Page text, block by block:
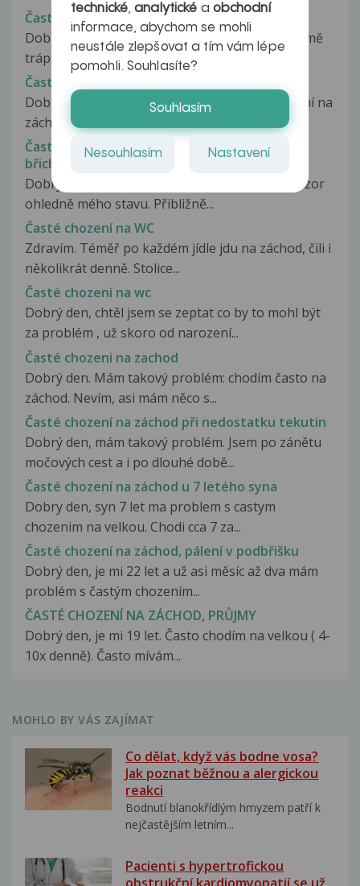
Časté chození na velkou
Dobrý den, chtěla bych se zeptat , už asi 14dní mě
trápí časté chození na velkou....
Časté chození na velkou
Dobrý den, už nějaký čas mě trápí časté chození na
záchod(na velkou), nemám...
Časté chození na velkou doprovázející bolest
břicha
Dobrý den, ráda bych se Vás zeptala na Váš názor
ohledně mého stavu. Přibližně...
Časté chození na WC
Zdravím. Téměř po každém jídle jdu na záchod, čili i
několikrát denně. Stolice...
Časté chození na wc
Dobrý den, chtěl jsem se zeptat co by to mohl být
za problém , už skoro od narození...
Časté chozeni na zachod
Dobrý den. Mám takový problém: chodím často na
záchod. Nevím, asi mám něco s...
Časté chození na záchod při nedostatku tekutin
Dobrý den, mám takový problém. Jsem po zánětu
močových cest a i po dlouhé době...
Časté chození na záchod u 7 letého syna
Dobry den, syn 7 let ma problem s castym
chozenim na velkou. Chodi cca 7 za...
Časté chození na záchod, pálení v podbřišku
Dobrý den, je mi 22 let a už asi měsíc až dva mám
problém s častým chozením...
ČASTÉ CHOZENÍ NA ZÁCHOD, PRŮJMY
Dobrý den, je mi 19 let. Často chodím na velkou ( 4-
10x denně). Často mívám...
MOHLO BY VÁS ZAJÍMAT
Co dělat, když vás bodne vosa?
Jak poznat běžnou a alergickou
reakci
Bodnutí blanokřídlým hmyzem patří k
nejčastějším letním...
Pacienti s hypertrofickou
technické,analytické a obchodní
informace, abychom se mohli
neustále zlepšovat a tím vám lépe
pomohli. Souhlasíte?
Souhlasím
Nesouhlasím Nastavení